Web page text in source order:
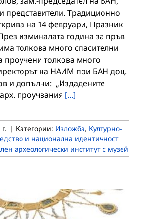
представители. Традиционно
на 14 февруари, Празник
изминалата година за пръв
толкова много спасителни
проучени толкова много
на НАИМ при БАН доц.
и допълни: „Издадените
проучвания [...]
| Категории: Изложба, Културно-
и национална идентичност |
археологически институт с музей